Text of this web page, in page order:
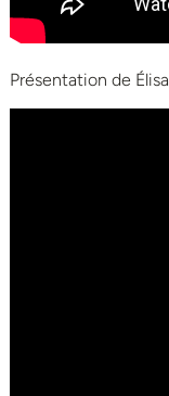
Présentation de